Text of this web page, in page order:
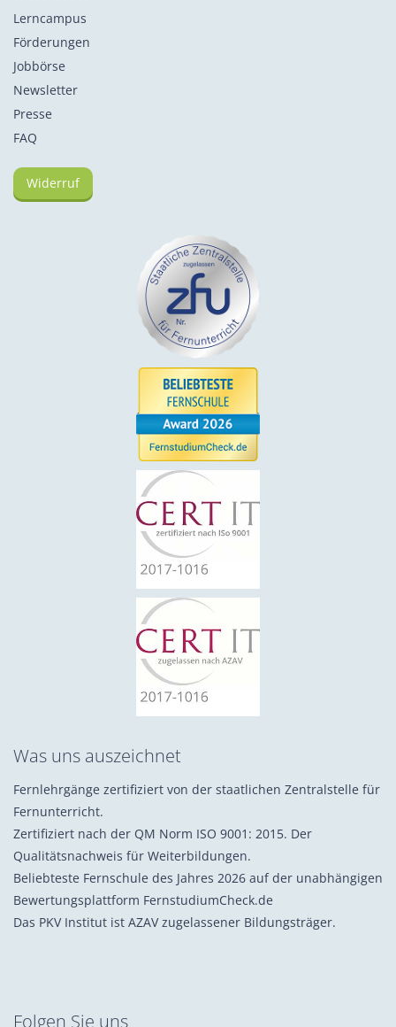
Lerncampus
Förderungen
Jobbörse
Newsletter
Presse
FAQ
Widerruf
Was uns auszeichnet
Fernlehrgänge zertifiziert von der staatlichen Zentralstelle für
Fernunterricht.
Zertifiziert nach der QM Norm ISO 9001: 2015. Der
Qualitätsnachweis für Weiterbildungen.
Beliebteste Fernschule des Jahres 2026 auf der unabhängigen
Bewertungsplattform FernstudiumCheck.de
Das PKV Institut ist AZAV zugelassener Bildungsträger.
Folgen Sie uns